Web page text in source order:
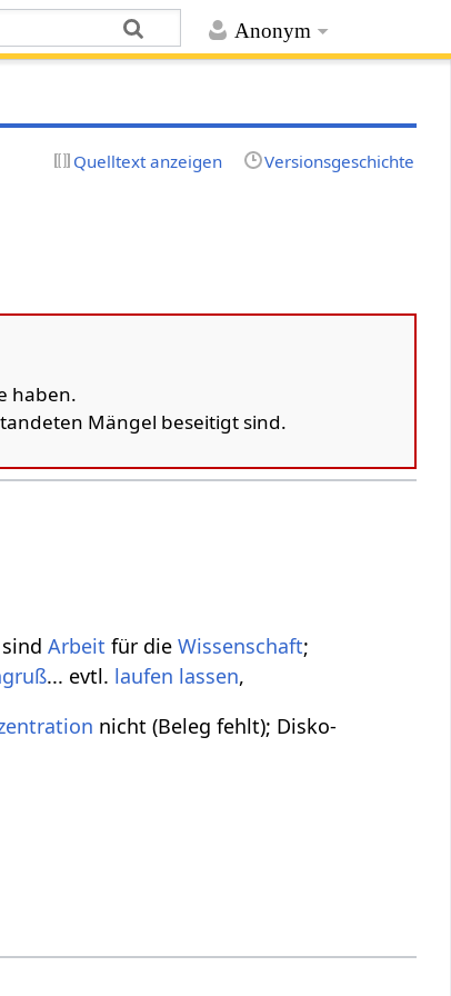
Anonym
Quelltext anzeigen Versionsgeschichte
haben.
Mängel beseitigt sind.
sindArbeit für dieWissenschaft;
... evtl. laufen lassen,
nicht (Beleg fehlt); Disko-